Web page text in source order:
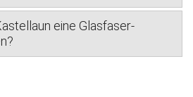
eine Glasfaser-